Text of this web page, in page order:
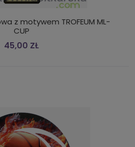
z motywem TROFEUM ML-
CUP
45,00 ZŁ